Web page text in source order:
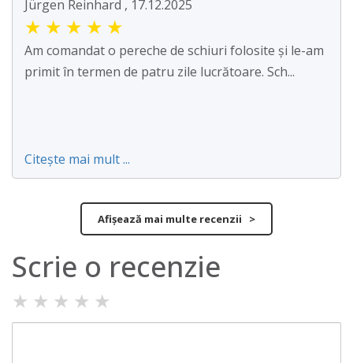
Jürgen Reinhard , 17.12.2025
★ ★ ★ ★ ★
Am comandat o pereche de schiuri folosite și le-am
primit în termen de patru zile lucrătoare. Sch...
Citește mai mult ...
Afișează mai multe recenzii >
Scrie o recenzie
★ ★ ★ ★ ★